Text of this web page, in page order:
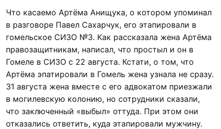
Что касаемо Артёма Анищука, о котором упоминал
в разговоре Павел Сахарчук, его этапировали в
гомельское СИЗО №3. Как рассказала жена Артёма
правозащитникам, написал, что простыл и он в
Гомеле в СИЗО с 22 августа. Кстати, о том, что
Артёма эпатировали в Гомель жена узнала не сразу.
31 августа жена вместе с его адвокатом приезжали
в могилевскую колонию, но сотрудники сказали,
что заключенный «выбыл» оттуда. При этом они
отказались ответить, куда этапировали мужчину.